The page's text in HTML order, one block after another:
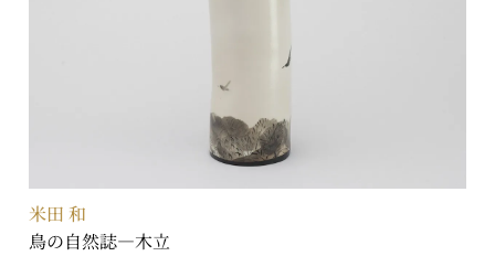
米田 和
鳥の自然誌―木立